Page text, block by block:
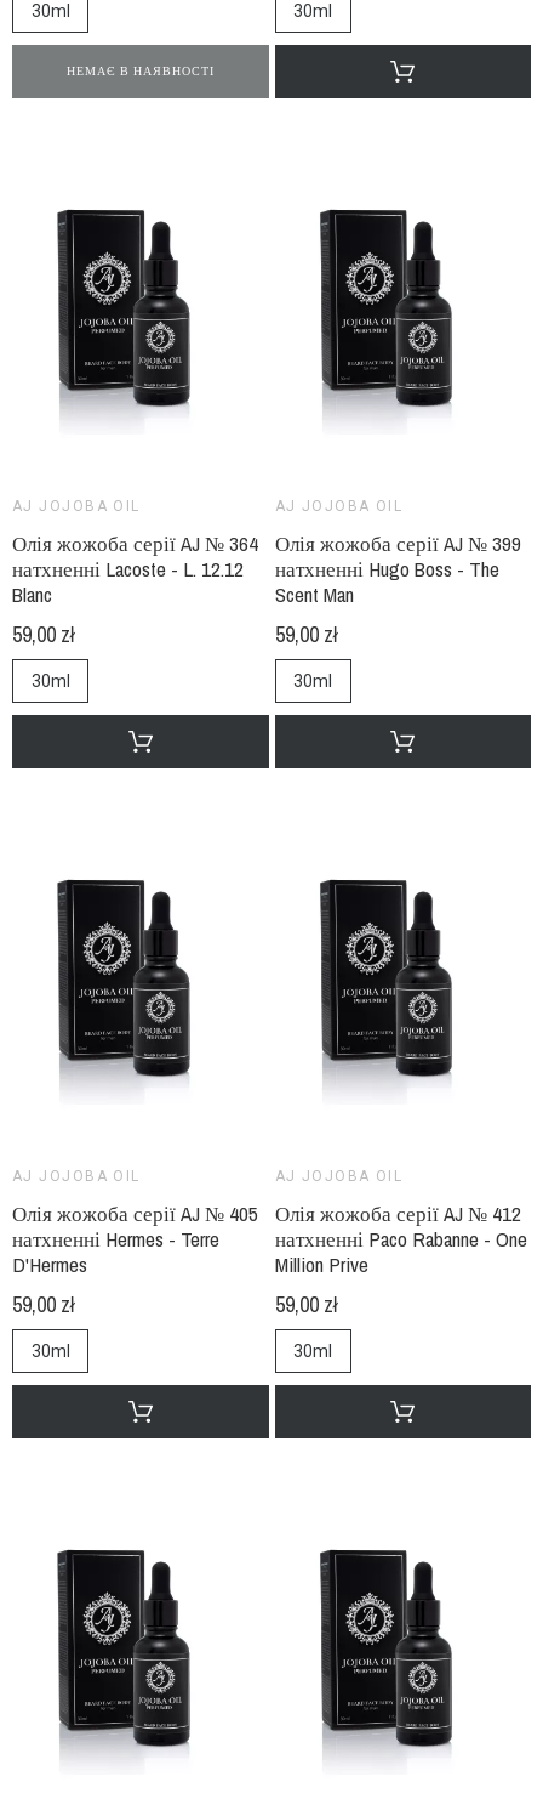
30ml
НЕМАЄ В НАЯВНОСТІ
30ml
AJ JOJOBA OIL
Олія жожоба серії AJ № 364
натхненні Lacoste - L. 12.12
Blanc
59,00 zł
30ml
AJ JOJOBA OIL
Олія жожоба серії AJ № 399
натхненні Hugo Boss - The
Scent Man
59,00 zł
30ml
AJ JOJOBA OIL
Олія жожоба серії AJ № 405
натхненні Hermes - Terre
D'Hermes
59,00 zł
30ml
AJ JOJOBA OIL
Олія жожоба серії AJ № 412
натхненні Paco Rabanne - One
Million Prive
59,00 zł
30ml